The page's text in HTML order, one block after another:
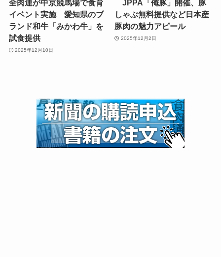
全肉連が中京競馬場で食育
イベント実施 愛知県のブ
ランド和牛「みかわ牛」を
試食提供
2025年12月10日
JPPA「俺豚」開催、豚
しゃぶ無料提供など日本産
豚肉の魅力アピール
2025年12月2日